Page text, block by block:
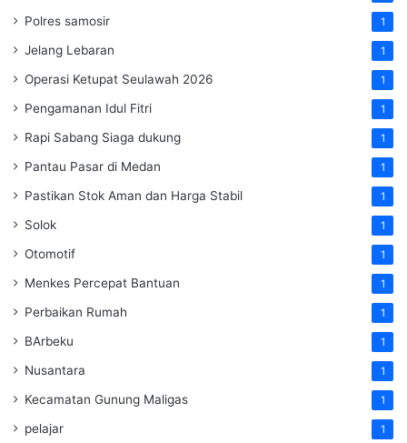
Polres samosir 1
Jelang Lebaran 1
Operasi Ketupat Seulawah 2026 1
Pengamanan Idul Fitri 1
Rapi Sabang Siaga dukung 1
Pantau Pasar di Medan 1
Pastikan Stok Aman dan Harga Stabil 1
Solok 1
Otomotif 1
Menkes Percepat Bantuan 1
Perbaikan Rumah 1
BArbeku 1
Nusantara 1
Kecamatan Gunung Maligas 1
pelajar 1